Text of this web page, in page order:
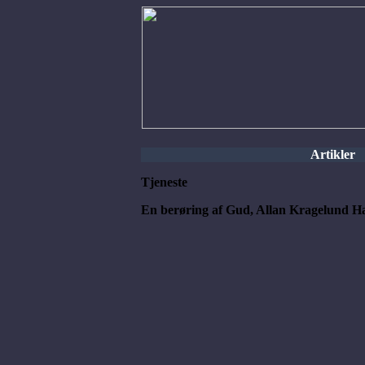
Artikler
Tjeneste
En berøring af Gud, Allan Kragelund